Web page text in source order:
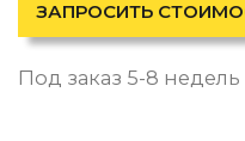
Контемпорари
Производство
Мебель
ЗАПРОСИТЬ
Под заказ 5-8 недель